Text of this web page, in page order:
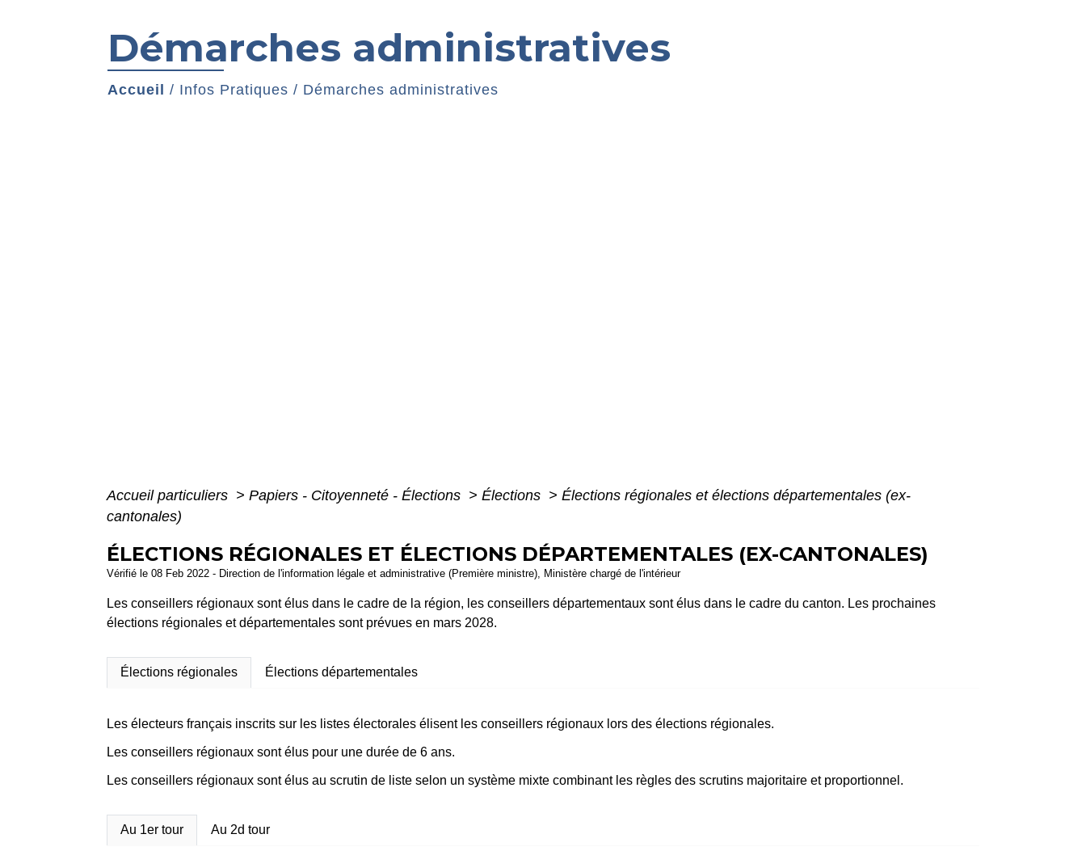
Démarches administratives
Accueil / Infos Pratiques / Démarches administratives
Accueil particuliers > Papiers - Citoyenneté - Élections > Élections > Élections régionales et élections départementales (ex-
cantonales)
ÉLECTIONS RÉGIONALES ET ÉLECTIONS DÉPARTEMENTALES (EX-CANTONALES)
Vérifié le 08 Feb 2022 - Direction de l'information légale et administrative (Première ministre), Ministère chargé de l'intérieur
Les conseillers régionaux sont élus dans le cadre de la région, les conseillers départementaux sont élus dans le cadre du canton. Les prochaines
élections régionales et départementales sont prévues en mars 2028.
Élections régionales Élections départementales
Les électeurs français inscrits sur les listes électorales élisent les conseillers régionaux lors des élections régionales.
Les conseillers régionaux sont élus pour une durée de 6 ans.
Les conseillers régionaux sont élus au scrutin de liste selon un système mixte combinant les règles des scrutins majoritaire et proportionnel.
Au 1er tour Au 2d tour